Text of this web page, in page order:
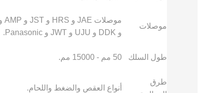
موصلات
و DDK و UJU و JWT و Panasonic.
طول السلك 50 مم - 15000 مم.
طرق
أنواع العقص والضغط واللحام.